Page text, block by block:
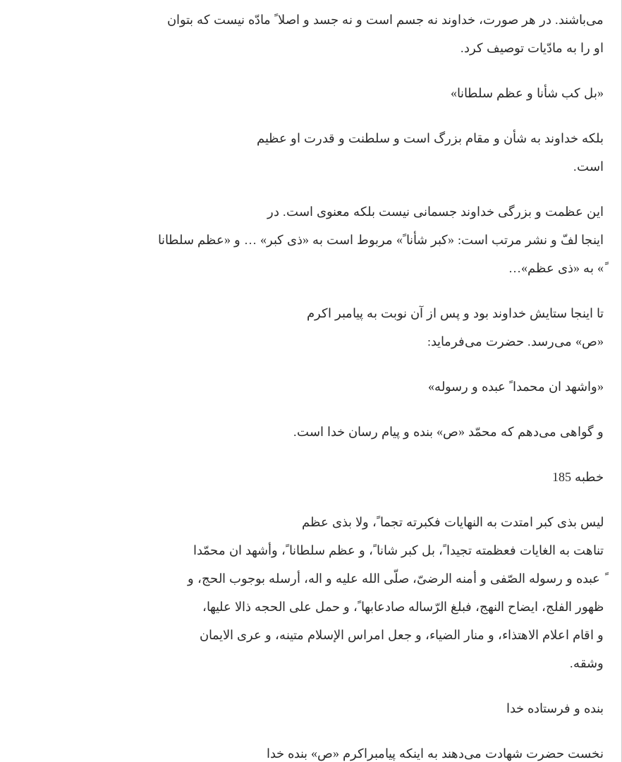
می‌باشند. در هر صورت، خداوند نه جسم است و نه جسد و اصلا ً مادّه نیست که بتوان
او را به مادّیات توصیف کرد.
«بل کب شأنا و عظم سلطانا»
بلکه خداوند به شأن و مقام بزرگ است و سلطنت و قدرت او عظیم
است.
این عظمت و بزرگی خداوند جسمانی نیست بلکه معنوی است. در
اینجا لفّ و نشر مرتب است: «کبر شأنا ً» مربوط است به «ذی کبر» … و «عظم سلطانا
ً» به «ذی عظم»…
تا اینجا ستایش خداوند بود و پس از آن نوبت به پیامبر اکرم
«ص» می‌رسد. حضرت می‌فرماید:
«واشهد ان محمدا ً عبده و رسوله»
و گواهی می‌دهم که محمّد «ص» بنده و پیام رسان خدا است.
خطبه 185
لیس بذی کبر امتدت به النهایات فکبرته تجما ً، ولا بذی عظم
تناهت به الغایات فعظمته تجیدا ً، بل کبر شانا ً، و عظم سلطانا ً، وأشهد ان محمّدا
ً عبده و رسوله الصّفی و أمنه الرضیّ، صلّی الله علیه و اله، أرسله بوجوب الحج، و
ظهور الفلج، ایضاح النهج، فبلغ الرّساله صادعابها ً، و حمل علی الحجه ذالا علیها،
و اقام اعلام الاهتذاء، و منار الضیاء، و جعل امراس الإسلام متینه، و عری الایمان
وشقه.
بنده و فرستاده خدا
نخست حضرت شهادت می‌دهند به اینکه پیامبراکرم «ص» بنده خدا